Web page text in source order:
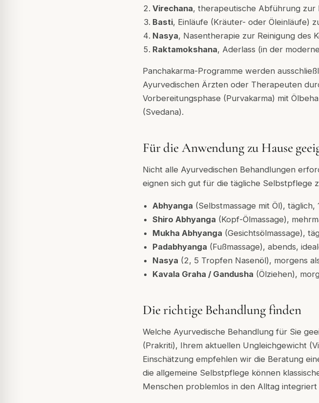
Virechana, therapeutische Abführung zur
Basti, Einläufe (Kräuter- oder Öleinläufe)
Nasya, Nasentherapie zur Reinigung des
Raktamokshana, Aderlass (in der
Panchakarma-Programme werden
Ayurvedischen Ärzten oder Therapeuten
Vorbereitungsphase (Purvakarma) mit
(Svedana).
Für die Anwendung zu Hause
Nicht alle Ayurvedischen Behandlungen
eignen sich gut für die tägliche Selbstpflege
Abhyanga (Selbstmassage mit Öl),
Shiro Abhyanga (Kopf-Ölmassage),
Mukha Abhyanga (Gesichtsölmassage),
Padabhyanga (Fußmassage), abends,
Nasya (2, 5 Tropfen Nasenöl), morgens
Kavala Graha / Gandusha (Ölziehen),
Die richtige Behandlung finden
Welche Ayurvedische Behandlung für Sie
(Prakriti), Ihrem aktuellen Ungleichgewicht
Einschätzung empfehlen wir die Beratung
die allgemeine Selbstpflege können
Menschen problemlos in den Alltag